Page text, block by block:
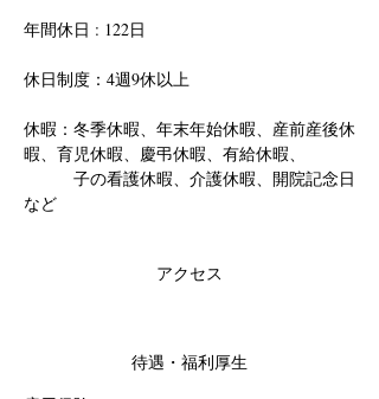
年間休日 : 122日
休日制度：4週9休以上
休暇：冬季休暇、年末年始休暇、産前産後休
暇、育児休暇、慶弔休暇、有給休暇、
子の看護休暇、介護休暇、開院記念日
など
アクセス
待遇・福利厚生